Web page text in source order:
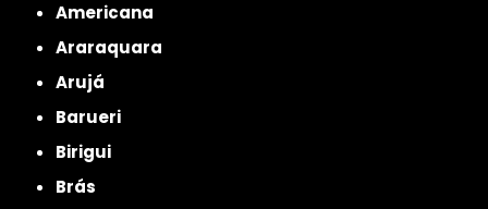
Americana
Araraquara
Arujá
Barueri
Birigui
Brás